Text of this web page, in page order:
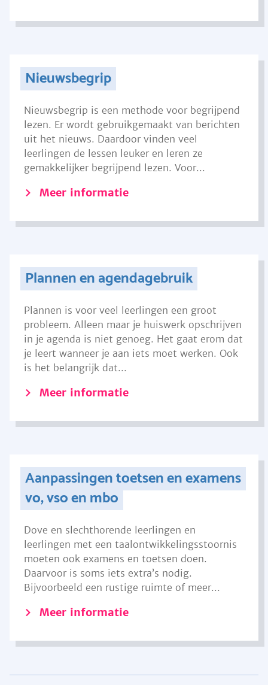
Nieuwsbegrip
Nieuwsbegrip is een methode voor begrijpend
lezen. Er wordt gebruikgemaakt van berichten
uit het nieuws. Daardoor vinden veel
leerlingen de lessen leuker en leren ze
gemakkelijker begrijpend lezen. Voor...
Meer informatie
Plannen en agendagebruik
Plannen is voor veel leerlingen een groot
probleem. Alleen maar je huiswerk opschrijven
in je agenda is niet genoeg. Het gaat erom dat
je leert wanneer je aan iets moet werken. Ook
is het belangrijk dat...
Meer informatie
Aanpassingen toetsen en examens
vo, vso en mbo
Dove en slechthorende leerlingen en
leerlingen met een taalontwikkelingsstoornis
moeten ook examens en toetsen doen.
Daarvoor is soms iets extra’s nodig.
Bijvoorbeeld een rustige ruimte of meer...
Meer informatie